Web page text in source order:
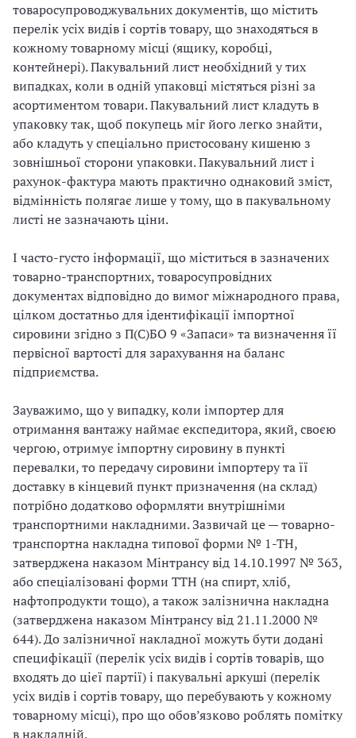
товаросупроводжувальних документів, що містить
перелік усіх видів і сортів товару, що знаходяться в
кожному товарному місці (ящику, коробці,
контейнері). Пакувальний лист необхідний у тих
випадках, коли в одній упаковці містяться різні за
асортиментом товари. Пакувальний лист кладуть в
упаковку так, щоб покупець міг його легко знайти,
або кладуть у спеціально пристосовану кишеню з
зовнішньої сторони упаковки. Пакувальний лист і
рахунок-фактура мають практично однаковий зміст,
відмінність полягає лише у тому, що в пакувальному
листі не зазначають ціни.
І часто-густо інформації, що міститься в зазначених
товарно-транспортних, товаросупровідних
документах відповідно до вимог міжнародного права,
цілком достатньо для ідентифікації імпортної
сировини згідно з П(С)БО 9 «Запаси» та визначення її
первісної вартості для зарахування на баланс
підприємства.
Зауважимо, що у випадку, коли імпортер для
отримання вантажу наймає експедитора, який, своєю
чергою, отримує імпортну сировину в пункті
перевалки, то передачу сировини імпортеру та її
доставку в кінцевий пункт призначення (на склад)
потрібно додатково оформляти внутрішніми
транспортними накладними. Зазвичай це — товарно-
транспортна накладна типової форми № 1-ТН,
затверджена наказом Мінтрансу від 14.10.1997 № 363,
або спеціалізовані форми ТТН (на спирт, хліб,
нафтопродукти тощо), а також залізнична накладна
(затверджена наказом Мінтрансу від 21.11.2000 №
644). До залізничної накладної можуть бути додані
специфікації (перелік усіх видів і сортів товарів, що
входять до цієї партії) і пакувальні аркуші (перелік
усіх видів і сортів товару, що перебувають у кожному
товарному місці), про що обов’язково роблять помітку
в накладній.